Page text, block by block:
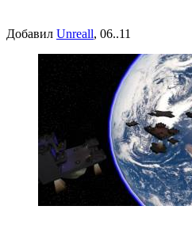
Добавил Unreall, 06..11